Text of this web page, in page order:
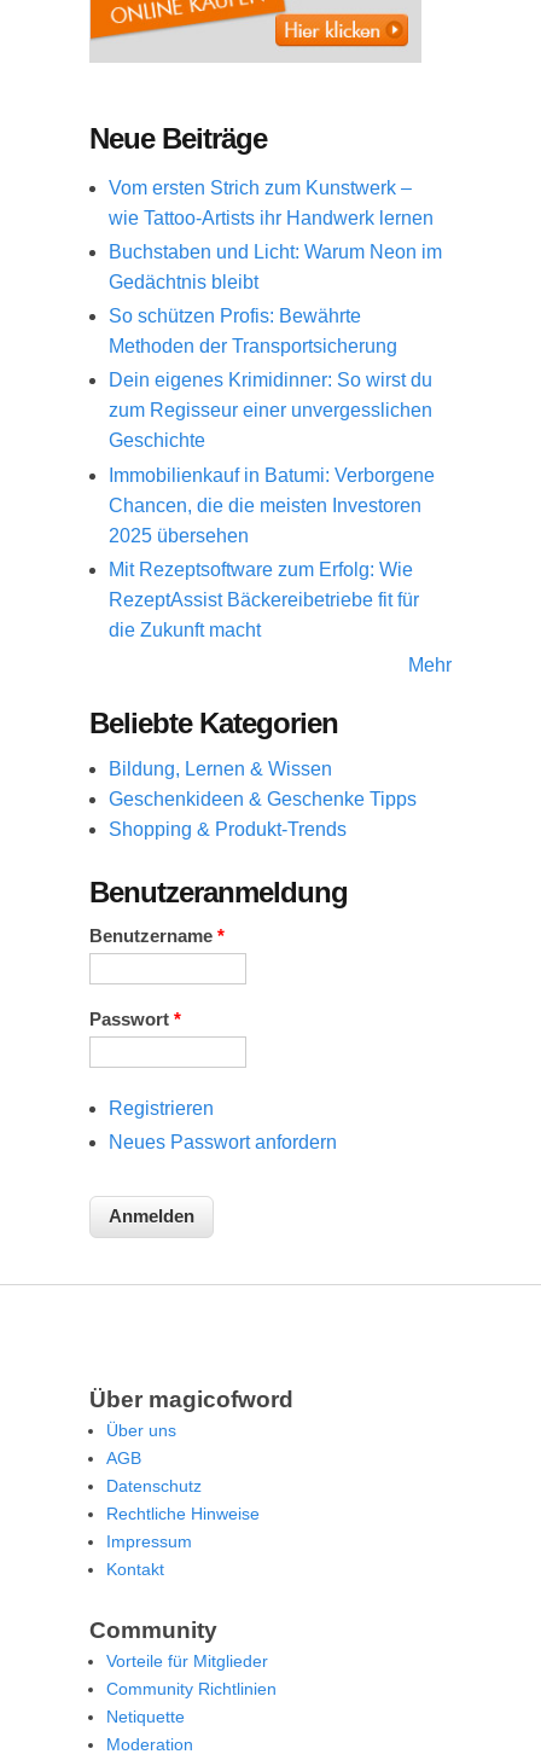
Neue Beiträge
Vom ersten Strich zum Kunstwerk –
wie Tattoo-Artists ihr Handwerk lernen
Buchstaben und Licht: Warum Neon im
Gedächtnis bleibt
So schützen Profis: Bewährte
Methoden der Transportsicherung
Dein eigenes Krimidinner: So wirst du
zum Regisseur einer unvergesslichen
Geschichte
Immobilienkauf in Batumi: Verborgene
Chancen, die die meisten Investoren
2025 übersehen
Mit Rezeptsoftware zum Erfolg: Wie
RezeptAssist Bäckereibetriebe fit für
die Zukunft macht
Mehr
Beliebte Kategorien
Bildung, Lernen & Wissen
Geschenkideen & Geschenke Tipps
Shopping & Produkt-Trends
Benutzeranmeldung
Benutzername *
Passwort *
Registrieren
Neues Passwort anfordern
Über magicofword
Über uns
AGB
Datenschutz
Rechtliche Hinweise
Impressum
Kontakt
Community
Vorteile für Mitglieder
Community Richtlinien
Netiquette
Moderation